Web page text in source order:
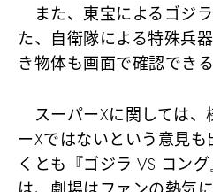
また、東宝によるゴジ
た、自衛隊による特殊兵
き物体も画面で確認でき
スーパーXに関しては、
ーXではないという意見
くとも『ゴジラ VS コン